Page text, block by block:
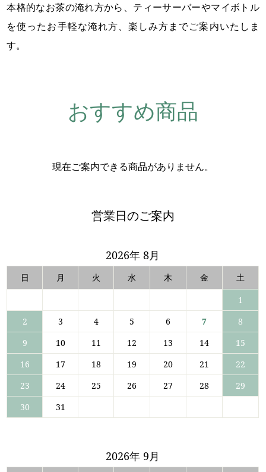
本格的なお茶の淹れ方から、ティーサーバーやマイボトル
を使ったお手軽な淹れ方、楽しみ方までご案内いたしま
す。
おすすめ商品
現在ご案内できる商品がありません。
営業日のご案内
2026年 8月
日 月 火 水 木 金
土
1
2
3 4 5 6 7
8
9
10 11 12 13 14
15
16
17 18 19 20 21
22
23
24 25 26 27 28
29
30
31
2026年 9月